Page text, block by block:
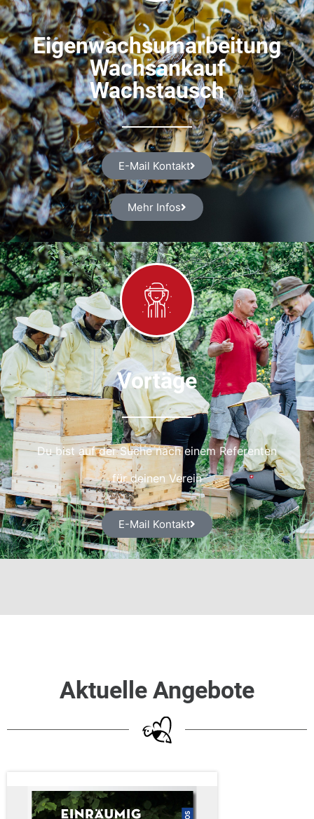
Eigenwachsumarbeitung
Wachsankauf
Wachstausch
E-Mail Kontakt
Mehr Infos
Vortäge
Du bist auf der Suche nach einem Referenten
für deinen Verein
E-Mail Kontakt
Aktuelle Angebote